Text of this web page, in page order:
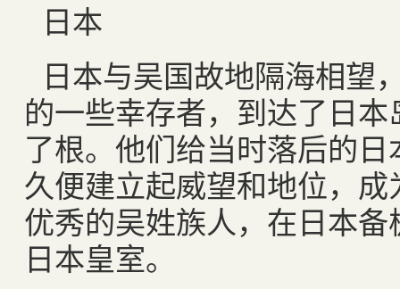
日本
日本与吴国故地隔海相望
的一些幸存者，到达了日
了根。他们给当时落后的
久便建立起威望和地位，
优秀的吴姓族人，在日本
日本皇室。